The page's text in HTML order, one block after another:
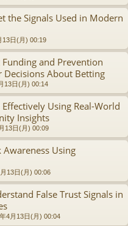
the Signals Used in Modern
13日(月) 00:19
and Prevention
Decisions About Betting
13日(月) 00:14
Using Real-World
Insights
13日(月) 00:09
Using
13日(月) 00:06
False Trust Signals in
4月13日(月) 00:04